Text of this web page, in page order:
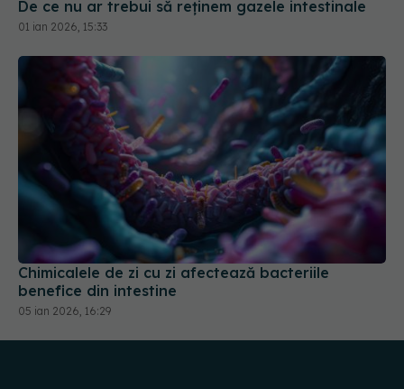
De ce nu ar trebui să reținem gazele intestinale
01 ian 2026, 15:33
Chimicalele de zi cu zi afectează bacteriile
benefice din intestine
05 ian 2026, 16:29